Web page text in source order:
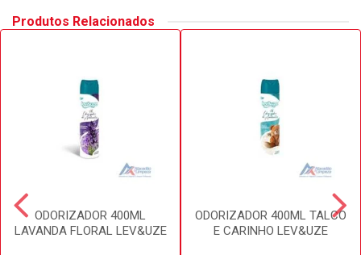
Produtos Relacionados
ODORIZADOR 400ML
LAVANDA FLORAL LEV&UZE
ODORIZADOR 400ML TALCO
E CARINHO LEV&UZE